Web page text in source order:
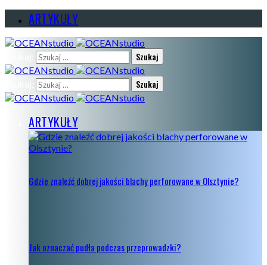
ARTYKUŁY
ARTYKUŁY
Gdzie znaleźć dobrej jakości blachy perforowane w Olsztynie?
Jak oznaczać pudła podczas przeprowadzki?